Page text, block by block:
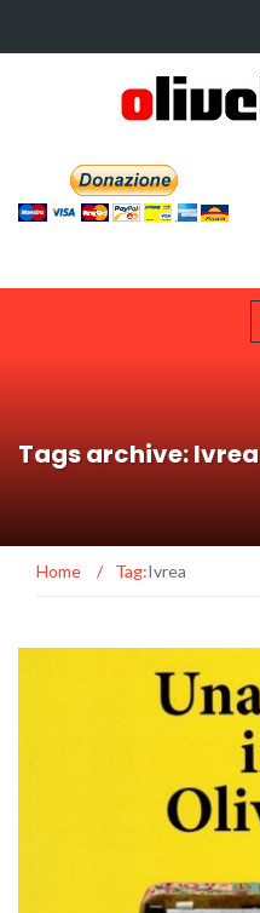
Tags archive: Ivrea
Home / Tag:Ivrea